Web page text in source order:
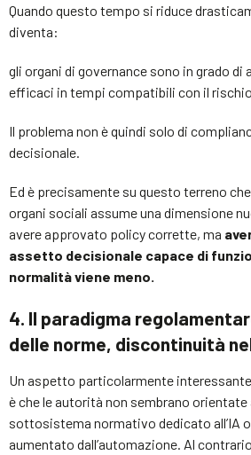
Quando questo tempo si riduce
diventa:
gli organi di governance sono in grado di
efficaci in tempi compatibili con il
Il problema non è quindi solo di
decisionale.
Ed è precisamente su questo terreno
organi sociali assume una dimensione
avere approvato policy corrette, ma
assetto decisionale capace di
normalità viene meno.
4. Il paradigma
delle norme, discontinuità
Un aspetto particolarmente
è che le autorità non sembrano
sottosistema normativo dedicato all’IA
aumentato dall’automazione. Al